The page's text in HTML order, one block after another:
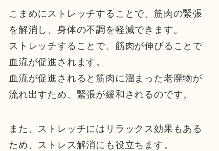
こまめにストレッチすることで、筋肉の緊張
を解消し、身体の不調を軽減できます。
ストレッチすることで、筋肉が伸びることで
血流が促進されます。
血流が促進されると筋肉に溜まった老廃物が
流れ出すため、緊張が緩和されるのです。
また、ストレッチにはリラックス効果もある
ため、ストレス解消にも役立ちます。